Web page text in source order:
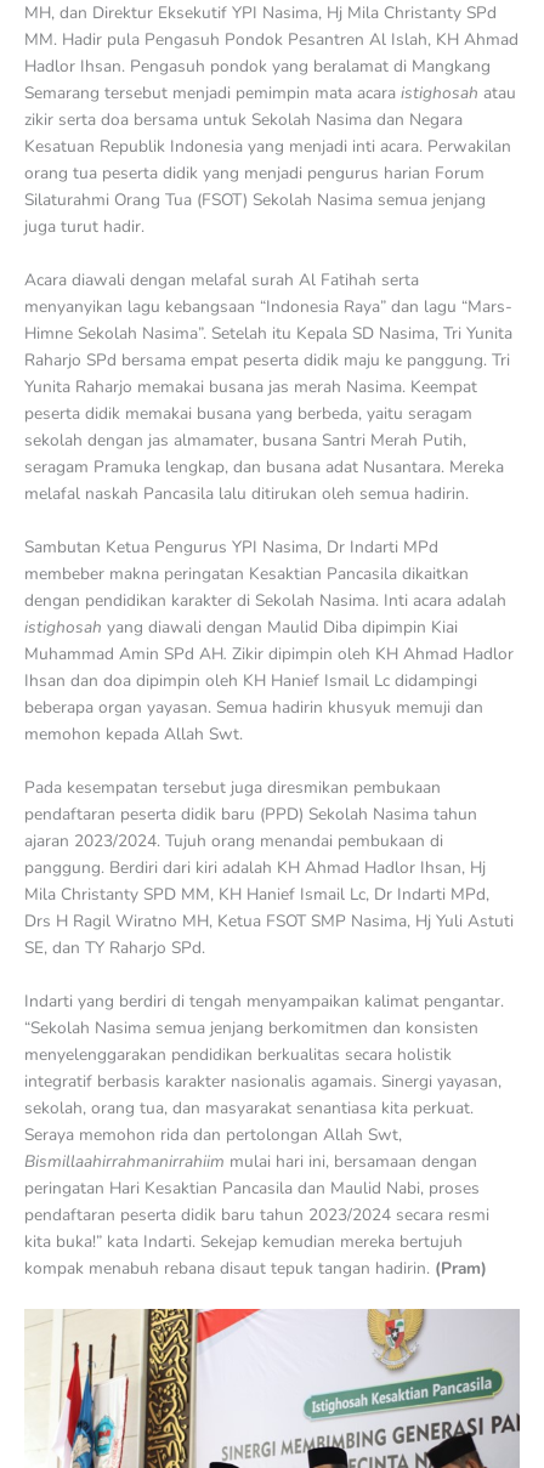
MH, dan Direktur Eksekutif YPI Nasima, Hj Mila Christanty SPd
MM. Hadir pula Pengasuh Pondok Pesantren Al Islah, KH Ahmad
Hadlor Ihsan. Pengasuh pondok yang beralamat di Mangkang
Semarang tersebut menjadi pemimpin mata acara istighosah atau
zikir serta doa bersama untuk Sekolah Nasima dan Negara
Kesatuan Republik Indonesia yang menjadi inti acara. Perwakilan
orang tua peserta didik yang menjadi pengurus harian Forum
Silaturahmi Orang Tua (FSOT) Sekolah Nasima semua jenjang
juga turut hadir.
Acara diawali dengan melafal surah Al Fatihah serta
menyanyikan lagu kebangsaan “Indonesia Raya” dan lagu “Mars-
Himne Sekolah Nasima”. Setelah itu Kepala SD Nasima, Tri Yunita
Raharjo SPd bersama empat peserta didik maju ke panggung. Tri
Yunita Raharjo memakai busana jas merah Nasima. Keempat
peserta didik memakai busana yang berbeda, yaitu seragam
sekolah dengan jas almamater, busana Santri Merah Putih,
seragam Pramuka lengkap, dan busana adat Nusantara. Mereka
melafal naskah Pancasila lalu ditirukan oleh semua hadirin.
Sambutan Ketua Pengurus YPI Nasima, Dr Indarti MPd
membeber makna peringatan Kesaktian Pancasila dikaitkan
dengan pendidikan karakter di Sekolah Nasima. Inti acara adalah
istighosah yang diawali dengan Maulid Diba dipimpin Kiai
Muhammad Amin SPd AH. Zikir dipimpin oleh KH Ahmad Hadlor
Ihsan dan doa dipimpin oleh KH Hanief Ismail Lc didampingi
beberapa organ yayasan. Semua hadirin khusyuk memuji dan
memohon kepada Allah Swt.
Pada kesempatan tersebut juga diresmikan pembukaan
pendaftaran peserta didik baru (PPD) Sekolah Nasima tahun
ajaran 2023/2024. Tujuh orang menandai pembukaan di
panggung. Berdiri dari kiri adalah KH Ahmad Hadlor Ihsan, Hj
Mila Christanty SPD MM, KH Hanief Ismail Lc, Dr Indarti MPd,
Drs H Ragil Wiratno MH, Ketua FSOT SMP Nasima, Hj Yuli Astuti
SE, dan TY Raharjo SPd.
Indarti yang berdiri di tengah menyampaikan kalimat pengantar.
“Sekolah Nasima semua jenjang berkomitmen dan konsisten
menyelenggarakan pendidikan berkualitas secara holistik
integratif berbasis karakter nasionalis agamais. Sinergi yayasan,
sekolah, orang tua, dan masyarakat senantiasa kita perkuat.
Seraya memohon rida dan pertolongan Allah Swt,
Bismillaahirrahmanirrahiim mulai hari ini, bersamaan dengan
peringatan Hari Kesaktian Pancasila dan Maulid Nabi, proses
pendaftaran peserta didik baru tahun 2023/2024 secara resmi
kita buka!” kata Indarti. Sekejap kemudian mereka bertujuh
kompak menabuh rebana disaut tepuk tangan hadirin. (Pram)